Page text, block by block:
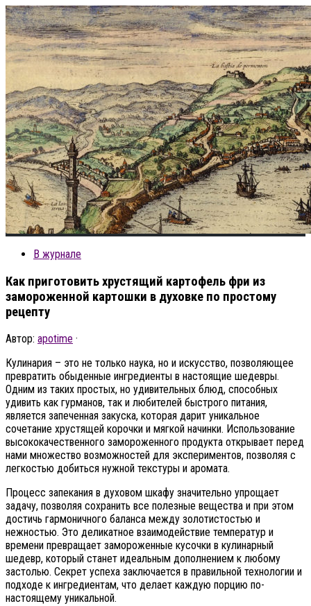
В журнале
Как приготовить хрустящий картофель фри из
замороженной картошки в духовке по простому
рецепту
Автор: apotime ·
Кулинария – это не только наука, но и искусство, позволяющее
превратить обыденные ингредиенты в настоящие шедевры.
Одним из таких простых, но удивительных блюд, способных
удивить как гурманов, так и любителей быстрого питания,
является запеченная закуска, которая дарит уникальное
сочетание хрустящей корочки и мягкой начинки. Использование
высококачественного замороженного продукта открывает перед
нами множество возможностей для экспериментов, позволяя с
легкостью добиться нужной текстуры и аромата.
Процесс запекания в духовом шкафу значительно упрощает
задачу, позволяя сохранить все полезные вещества и при этом
достичь гармоничного баланса между золотистостью и
нежностью. Это деликатное взаимодействие температур и
времени превращает замороженные кусочки в кулинарный
шедевр, который станет идеальным дополнением к любому
застолью. Секрет успеха заключается в правильной технологии и
подходе к ингредиентам, что делает каждую порцию по-
настоящему уникальной.